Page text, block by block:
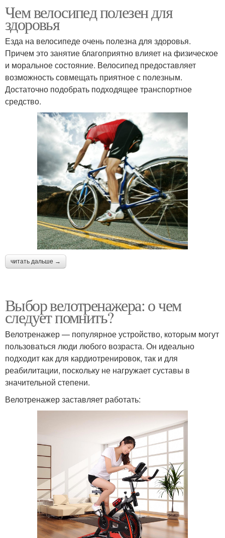
Чем велосипед полезен для
здоровья
Езда на велосипеде очень полезна для здоровья.
Причем это занятие благоприятно влияет на физическое
и моральное состояние. Велосипед предоставляет
возможность совмещать приятное с полезным.
Достаточно подобрать подходящее транспортное
средство.
читать дальше →
Выбор велотренажера: о чем
следует помнить?
Велотренажер — популярное устройство, которым могут
пользоваться люди любого возраста. Он идеально
подходит как для кардиотренировок, так и для
реабилитации, поскольку не нагружает суставы в
значительной степени.
Велотренажер заставляет работать: